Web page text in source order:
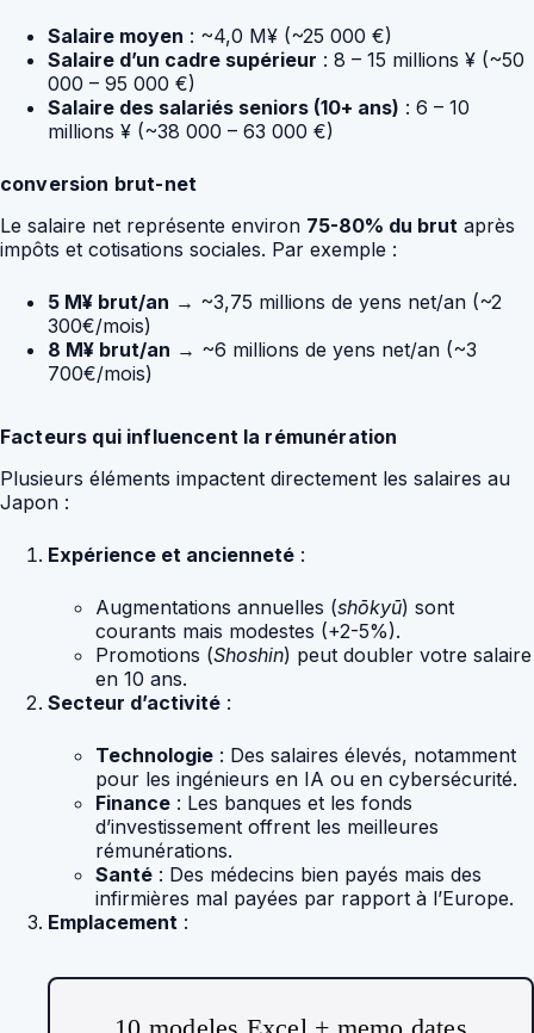
Salaire moyen : ~4,0 M¥ (~25 000 €)
Salaire d’un cadre supérieur : 8 – 15 millions ¥ (~50
000 – 95 000 €)
Salaire des salariés seniors (10+ ans) : 6 – 10
millions ¥ (~38 000 – 63 000 €)
conversion brut-net
Le salaire net représente environ 75-80% du brut après
impôts et cotisations sociales. Par exemple :
5 M¥ brut/an → ~3,75 millions de yens net/an (~2
300€/mois)
8 M¥ brut/an → ~6 millions de yens net/an (~3
700€/mois)
Facteurs qui influencent la rémunération
Plusieurs éléments impactent directement les salaires au
Japon :
Expérience et ancienneté :
Augmentations annuelles (shōkyū) sont
courants mais modestes (+2-5%).
Promotions (Shoshin) peut doubler votre salaire
en 10 ans.
Secteur d’activité :
Technologie : Des salaires élevés, notamment
pour les ingénieurs en IA ou en cybersécurité.
Finance : Les banques et les fonds
d’investissement offrent les meilleures
rémunérations.
Santé : Des médecins bien payés mais des
infirmières mal payées par rapport à l’Europe.
Emplacement :